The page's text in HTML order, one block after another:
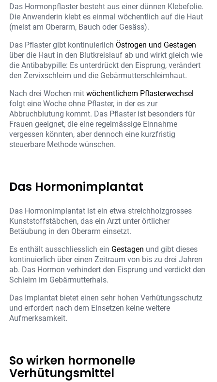
Das Hormonpflaster besteht aus einer dünnen Klebefolie.
Die Anwenderin klebt es einmal wöchentlich auf die Haut
(meist am Oberarm, Bauch oder Gesäss).
Das Pflaster gibt kontinuierlich Östrogen und Gestagen
über die Haut in den Blutkreislauf ab und wirkt gleich wie
die Antibabypille: Es unterdrückt den Eisprung, verändert
den Zervixschleim und die Gebärmutterschleimhaut.
Nach drei Wochen mitwöchentlichem Pflasterwechsel
folgt eine Woche ohne Pflaster, in der es zur
Abbruchblutung kommt. Das Pflaster ist besonders für
Frauen geeignet, die eine regelmässige Einnahme
vergessen könnten, aber dennoch eine kurzfristig
steuerbare Methode wünschen.
Das Hormonimplantat
Das Hormonimplantat ist ein etwa streichholzgrosses
Kunststoffstäbchen, das ein Arzt unter örtlicher
Betäubung in den Oberarm einsetzt.
Es enthält ausschliesslich ein Gestagen und gibt dieses
kontinuierlich über einen Zeitraum von bis zu drei Jahren
ab. Das Hormon verhindert den Eisprung und verdickt den
Schleim im Gebärmutterhals.
Das Implantat bietet einen sehr hohen Verhütungsschutz
und erfordert nach dem Einsetzen keine weitere
Aufmerksamkeit.
So wirken hormonelle
Verhütungsmittel